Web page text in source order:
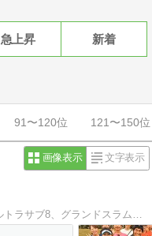
急上昇 新着
91〜120位 121〜150位
画像表示 文字表示